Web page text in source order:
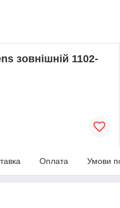
зовнішній 1102-
Оплата Умови